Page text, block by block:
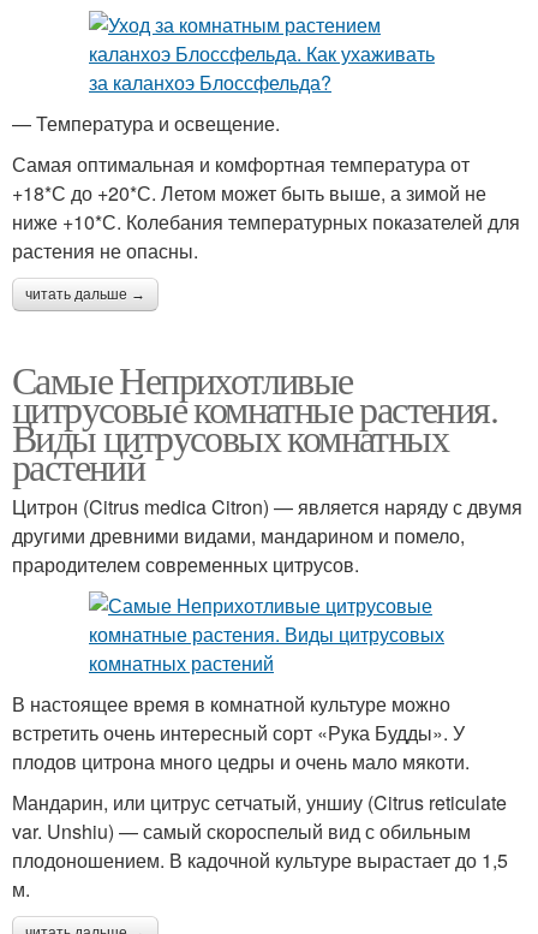
— Температура и освещение.
Самая оптимальная и комфортная температура от
+18*С до +20*С. Летом может быть выше, а зимой не
ниже +10*С. Колебания температурных показателей для
растения не опасны.
читать дальше →
Самые Неприхотливые
цитрусовые комнатные растения.
Виды цитрусовых комнатных
растений
Цитрон (Citrus medica Citron) — является наряду с двумя
другими древними видами, мандарином и помело,
прародителем современных цитрусов.
В настоящее время в комнатной культуре можно
встретить очень интересный сорт «Рука Будды». У
плодов цитрона много цедры и очень мало мякоти.
Мандарин, или цитрус сетчатый, уншиу (Citrus reticulate
var. Unshiu) — самый скороспелый вид с обильным
плодоношением. В кадочной культуре вырастает до 1,5
м.